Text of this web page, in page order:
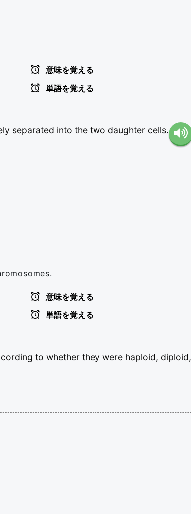
意味を覚える
単語を覚える
separated into the two daughter cells.
意味を覚える
単語を覚える
to whether they were haploid, diploid,